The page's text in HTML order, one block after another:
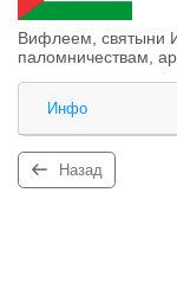
Вифлеем, святыни
паломничествам,
Инфо
Назад